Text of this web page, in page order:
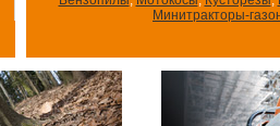
Минитракторы-